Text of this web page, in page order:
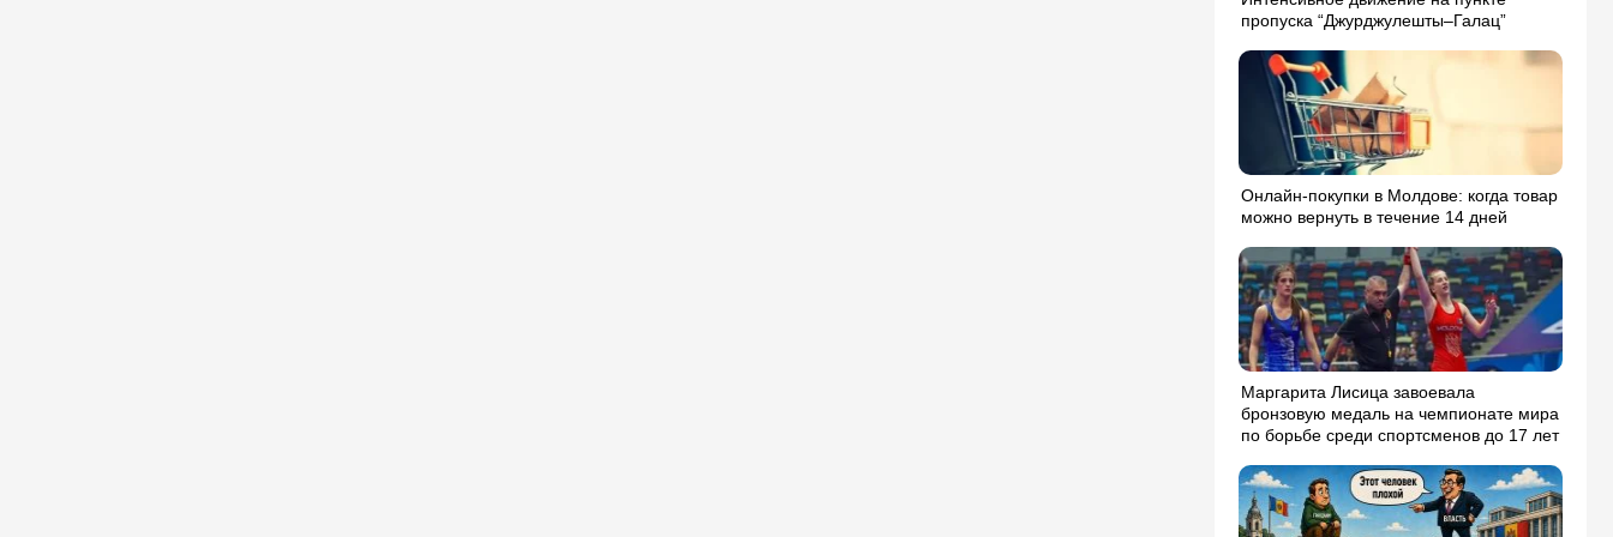
пропуска “Джурджулешты–Галац”
Онлайн-покупки в Молдове: когда товар
можно вернуть в течение 14 дней
Маргарита Лисица завоевала
бронзовую медаль на чемпионате мира
по борьбе среди спортсменов до 17 лет